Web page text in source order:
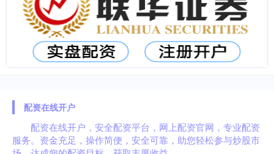
配资在线开户
配资在线开户，安全配资平台，网上配资官网，专业配资
服务。资金充足，操作简便，安全可靠，助您轻松参与炒股市